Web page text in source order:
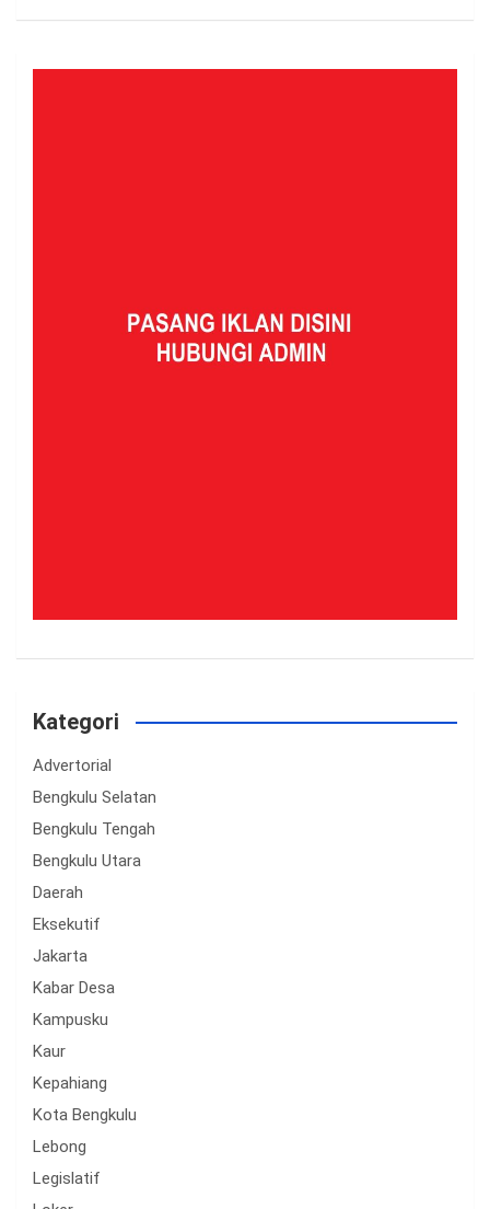
Kategori
Advertorial
Bengkulu Selatan
Bengkulu Tengah
Bengkulu Utara
Daerah
Eksekutif
Jakarta
Kabar Desa
Kampusku
Kaur
Kepahiang
Kota Bengkulu
Lebong
Legislatif